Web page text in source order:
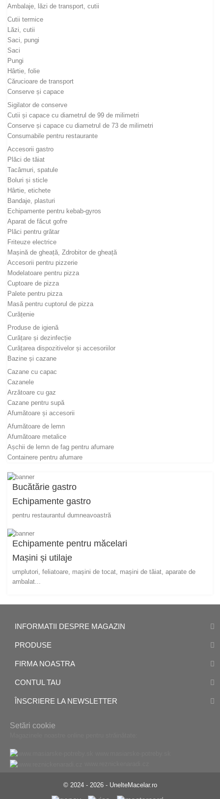
Ambalaje, lăzi de transport, cutii
Cutii termice
Lăzi, cutii
Saci, pungi
Saci
Pungi
Hârtie, folie
Cărucioare de transport
Conserve și capace
Sigilator de conserve
Cutii și capace cu diametrul de 99 de milimetri
Conserve și capace cu diametrul de 73 de milimetri
Consumabile pentru restaurante
Accesorii gastro
Plăci de tăiat
Tacâmuri, spatule
Boluri și sticle
Hârtie, etichete
Bandaje, plasturi
Echipamente pentru kebab-gyros
Aparat de făcut gofre
Plăci pentru grătar
Friteuze electrice
Mașină de gheață, Zdrobitor de gheață
Accesorii pentru pizzerie
Modelatoare pentru pizza
Cuptoare de pizza
Palete pentru pizza
Masă pentru cuptorul de pizza
Curățenie
Produse de igienă
Curățare și dezinfecție
Curățarea dispozitivelor și accesoriilor
Bazine și cazane
Cazane cu capac
Cazanele
Arzătoare cu gaz
Cazane pentru supă
Afumătoare și accesorii
Afumătoare de lemn
Afumătoare metalice
Așchii de lemn de fag pentru afumare
Containere pentru afumare
Bucătărie gastro
Echipamente gastro
pentru restaurantul dumneavoastră
Echipamente pentru măcelari
Mașini și utilaje
umplutori, feliatoare, mașini de tocat, mașini de tăiat, aparate de
ambalat...
INFORMATII DESPRE MAGAZIN
PRODUSE
FIRMA NOASTRA
CONTUL TAU
ÎNSCRIERE LA NEWSLETTER
Setări cookie
© 2024 - 2026 - UnelteMacelar.ro